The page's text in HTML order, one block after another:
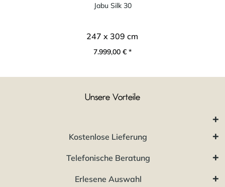
Jabu Silk 30
247 x 309 cm
7.999,00 € *
Unsere Vorteile
Kostenlose Lieferung
Telefonische Beratung
Erlesene Auswahl